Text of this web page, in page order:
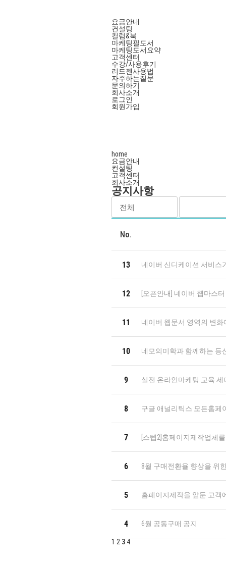
요금안내
컨설팅
컬럼&북
마케팅필도서
마케팅도서요약
고객센터
수강/사용후기
리드젠사용법
자주하는질문
문의하기
회사소개
로그인
회원가입
home
요금안내
컨설팅
고객센터
회사소개
공지사항
No.
13 네이버 신디케이션 서비스
12 [오픈안내] 네이버 웹마스
11 네이버 웹문서 영역의 변화
10 네모의미학과 함께하는 등
9 실전 온라인마케팅 교육 세
8 구글 애널리틱스 모든홈페
7 [스텝2]홈페이지제작업체
6 8월 구매전환율 향상을 위
5 홈페이지제작을 앞둔 고객
4 6월 공동구매 공지
1 2 3 4